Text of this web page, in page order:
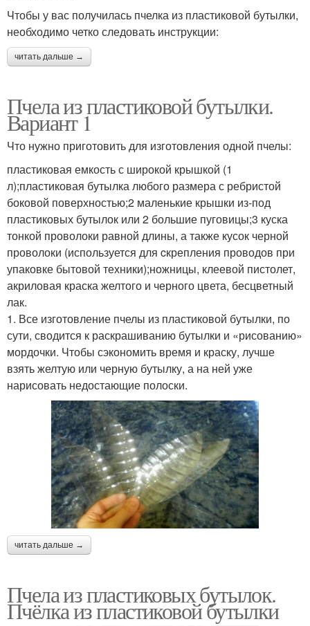
Чтобы у вас получилась пчелка из пластиковой бутылки,
необходимо четко следовать инструкции:
читать дальше →
Пчела из пластиковой бутылки.
Вариант 1
Что нужно приготовить для изготовления одной пчелы:
пластиковая емкость с широкой крышкой (1
л);пластиковая бутылка любого размера с ребристой
боковой поверхностью;2 маленькие крышки из-под
пластиковых бутылок или 2 большие пуговицы;3 куска
тонкой проволоки равной длины, а также кусок черной
проволоки (используется для cкрепления проводов при
упаковке бытовой техники);ножницы, клеевой пистолет,
акриловая краска желтого и черного цвета, бесцветный
лак.
1. Все изготовление пчелы из пластиковой бутылки, по
сути, сводится к раскрашиванию бутылки и «рисованию»
мордочки. Чтобы сэкономить время и краску, лучше
взять желтую или черную бутылку, а на ней уже
нарисовать недостающие полоски.
читать дальше →
Пчела из пластиковых бутылок.
Пчёлка из пластиковой бутылки